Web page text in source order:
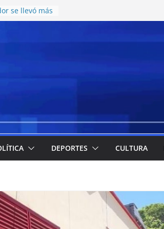
se llevó más
en el
y
en el CCISC
la llegada
cuáles
emergencia
meriendas y
DEPORTES CULTURA